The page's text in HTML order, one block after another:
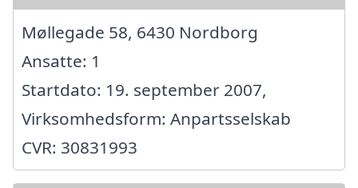
Møllegade 58, 6430 Nordborg
Ansatte: 1
Startdato: 19. september 2007,
Virksomhedsform: Anpartsselskab
CVR: 30831993